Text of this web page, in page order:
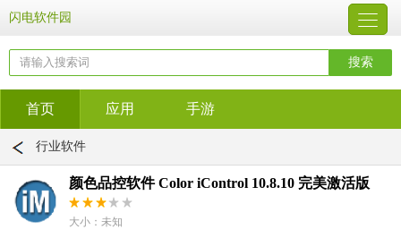
闪电软件园
首页 应用 手游
行业软件
颜色品控软件 Color iControl 10.8.10 完美激活版
大小：未知